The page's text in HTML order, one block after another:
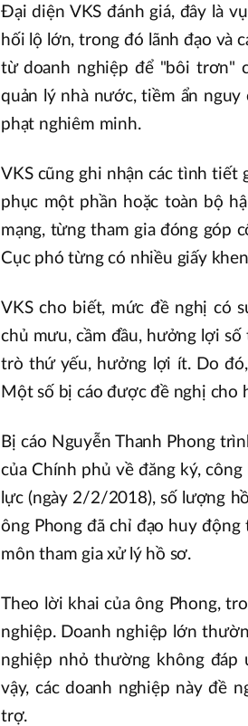
Đại diện VKS đánh giá, đây là
hối lộ lớn, trong đó lãnh đạo và
từ doanh nghiệp để "bôi trơn"
quản lý nhà nước, tiềm ẩn nguy
phạt nghiêm minh.
VKS cũng ghi nhận các tình tiết
phục một phần hoặc toàn bộ
mạng, từng tham gia đóng góp
Cục phó từng có nhiều giấy
VKS cho biết, mức đề nghị có
chủ mưu, cầm đầu, hưởng lợi
trò thứ yếu, hưởng lợi ít. Do
Một số bị cáo được đề nghị cho
Bị cáo Nguyễn Thanh Phong
của Chính phủ về đăng ký,
lực (ngày 2/2/2018), số lượng
ông Phong đã chỉ đạo huy
môn tham gia xử lý hồ sơ.
Theo lời khai của ông Phong,
nghiệp. Doanh nghiệp lớn
nghiệp nhỏ thường không đáp
vậy, các doanh nghiệp này đề
trợ.